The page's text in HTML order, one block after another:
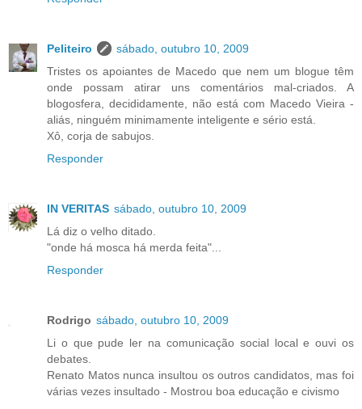
Peliteiro
sábado, outubro 10, 2009
Tristes os apoiantes de Macedo que nem um blogue têm
onde possam atirar uns comentários mal-criados. A
blogosfera, decididamente, não está com Macedo Vieira -
aliás, ninguém minimamente inteligente e sério está.
Xô, corja de sabujos.
Responder
IN VERITAS sábado, outubro 10, 2009
Lá diz o velho ditado.
"onde há mosca há merda feita"...
Responder
Rodrigo sábado, outubro 10, 2009
Li o que pude ler na comunicação social local e ouvi os
debates.
Renato Matos nunca insultou os outros candidatos, mas foi
várias vezes insultado - Mostrou boa educação e civismo